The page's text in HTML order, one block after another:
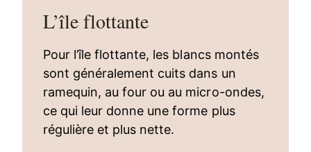
L’île flottante
Pour l’île flottante, les blancs montés
sont généralement cuits dans un
ramequin, au four ou au micro-ondes,
ce qui leur donne une forme plus
régulière et plus nette.